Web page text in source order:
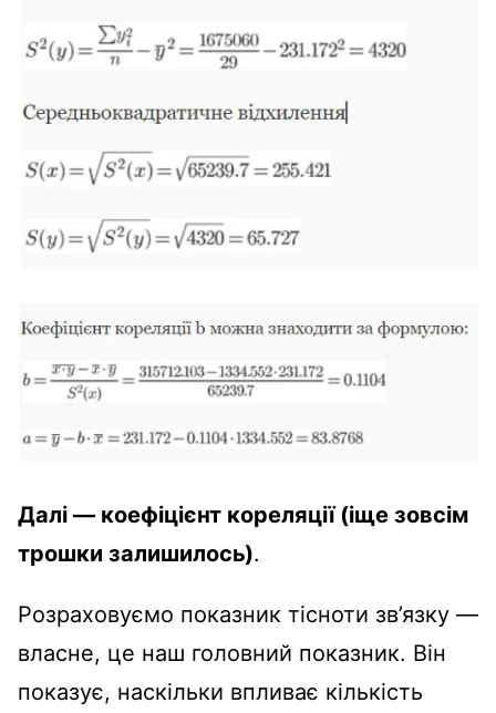
Далі — коефіцієнт кореляції (іще зовсім
трошки залишилось).
Розраховуємо показник тісноти зв’язку —
власне, це наш головний показник. Він
показує, наскільки впливає кількість